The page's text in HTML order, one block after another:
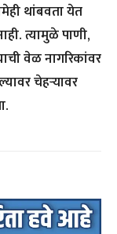
थांबवता येत
त्यामुळे पाणी,
वेळ नागरिकांवर
चेहऱ्यावर